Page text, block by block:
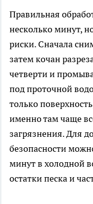
Правильная
несколько минут,
риски. Сначала
затем кочан
четверти и
под проточной
только
именно там чаще
загрязнения. Для
безопасности
минут в холодной
остатки песка и